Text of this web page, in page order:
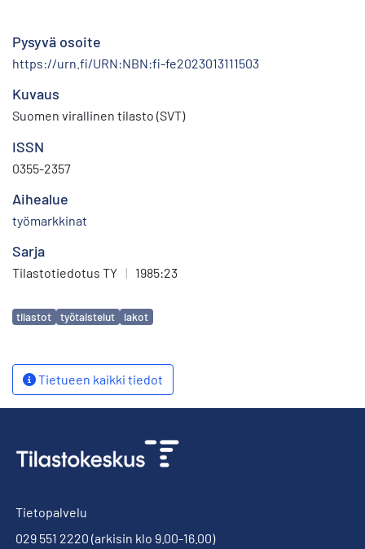
Pysyvä osoite
https://urn.fi/URN:NBN:fi-fe2023013111503
Kuvaus
Suomen virallinen tilasto (SVT)
ISSN
0355-2357
Aihealue
työmarkkinat
Sarja
Tilastotiedotus TY | 1985:23
Avainsanat
tilastot työtaistelut lakot
Tietueen kaikki tiedot
Tietopalvelu
029 551 2220 (arkisin klo 9.00-16.00)